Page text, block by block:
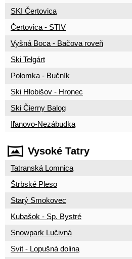
SKI Čertovica
Čertovica - STIV
Vyšná Boca - Bačova roveň
Ski Telgárt
Polomka - Bučník
Ski Hlobišov - Hronec
Ski Čierny Balog
Iľanovo-Nezábudka
Vysoké Tatry
Tatranská Lomnica
Štrbské Pleso
Starý Smokovec
Kubašok - Sp. Bystré
Snowpark Lučivná
Svit - Lopušná dolina